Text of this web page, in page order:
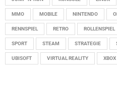
MMO MOBILE NINTENDO
RENNSPIEL RETRO ROLLENSPIEL
SPORT STEAM STRATEGIE
UBISOFT VIRTUAL REALITY XBOX